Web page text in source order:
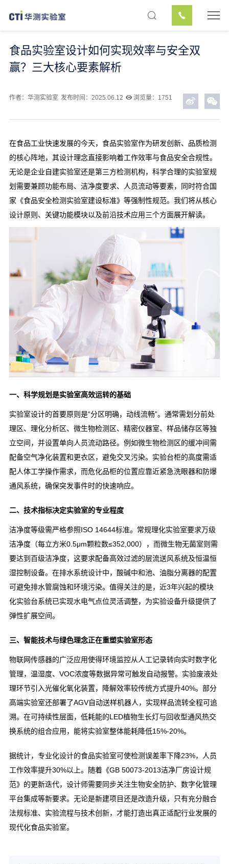
食品实验室设计如何实现效率与安全双
赢？三大核心要素解析
作者：华测实验室 发布时间：2025.06.12 浏览量：1751
在食品工业快速发展的今天，食品实验室作为研发创新、品质检测
的核心阵地，其设计理念直接影响着工作效率与食品安全合规性。
无论是企业自建实验室还是第三方检测机构，科学合理的实验室规
划 需要兼顾功能布局、洁净度要求、人员流动等要素，同时符合国
家《食品安全检测 实验室建设标准》等强制性规范。我们将从核心
设计原则、关键功能模块以及前沿技术应用三个方面展开解读。
一、科学规划是实验室高效运转的基础
实验室设计的首要原则是“分区明确，动线流畅”。通常需划分前处
理区、理化分析区、微生物检测区、精密仪器室、样品储存区等独
立空间，并设置单向人员流动路径。例如微生物检测区的缓冲间需
配备空气净化装置和更衣区，避免交叉污染。实验台柜的高度需适
配人体工学操作需求，而危化品柜的位置应靠近紧急洗眼器和防爆
通风系统，确保突发事件时的快速响应。
二、技术指标决定实验室的专业程度
洁净度等级需严格参照ISO 14644标准。常规理化实验室要求万级
洁净度（每立方米0.5μm颗粒数≤352,000），而微生物无菌室则需
要达到百级洁净度，这要求配备高效过滤的层流送风系统及恒温恒
湿控制设备。在排水系统设计中，酸碱中和池、油脂分离器的配置
可避免排水管腐蚀和环境污染。值得关注的是，近3年兴起的模块
化实验台系统已实现水电气点位灵活调整，为实验设备升级提供了
弹性扩展空间。
三、智能技术与绿色理念正在重塑实验室形态
物联网传感器的广泛应用使得环境监控从人工记录转向实时数字化
管理，温湿度、VOC浓度等数据异常可触发自动报警。实验废液处
理环节引入光催化氧化装置，降解效率较传统方式提升40%。部分
高端实验室还部署了AGV自动送样机器人，实现样品流转全程可追
溯。在可持续性层面，低耗能的LED植物生长灯与回收型通风热交
换系统的组合应用，能将实验室整体能耗降低15%-20%。
据统计，专业化设计的食品实验室可使检测误差率下降23%，人员
工作效率提升30%以上。随着《GB 50073-2013洁净厂房设计规
范》的更新迭代，设计师需要同步关注生物安全防护、数字化管理
平台集成等新要求。无论是新建项目还是改造升级，只有充分融合
法规标准、实验流程与技术创新，才能打造出真正适配行业发展的
现代化食品实验室。